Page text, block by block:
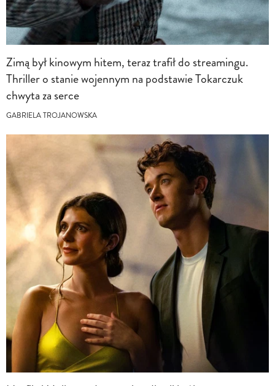
Zimą był kinowym hitem, teraz trafił do streamingu.
Thriller o stanie wojennym na podstawie Tokarczuk
chwyta za serce
GABRIELA TROJANOWSKA